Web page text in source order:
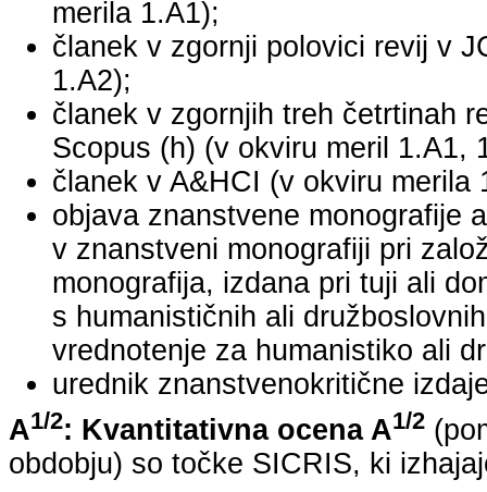
merila 1.A1);
članek v zgornji polovici revij v
1.A2);
članek v zgornjih treh četrtinah
Scopus (h) (v okviru meril 1.A1,
članek v A&HCI (v okviru merila
objava znanstvene monografije
v znanstveni monografiji pri
monografija, izdana pri tuji ali
s humanističnih ali
vrednotenje za humanistiko ali
urednik znanstvenokritične
A1/2: Kvantitativna ocena A1/2
obdobju) so točke SICRIS, ki